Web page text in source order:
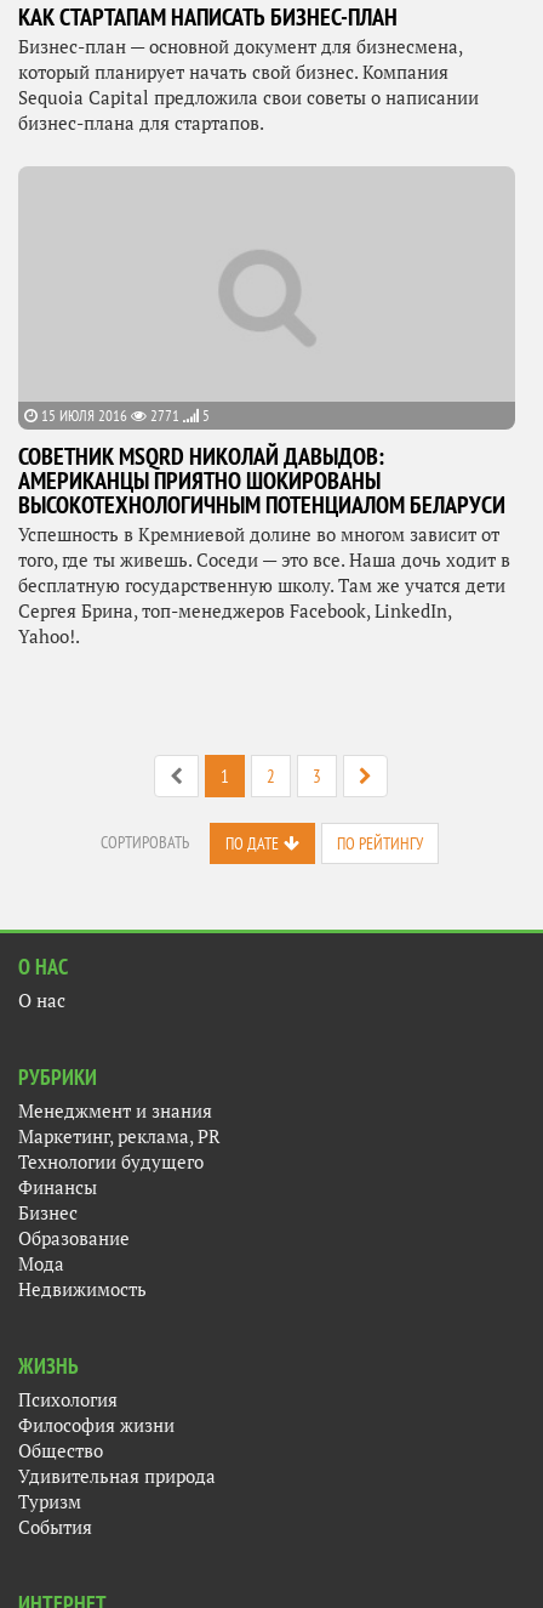
КАК СТАРТАПАМ НАПИСАТЬ БИЗНЕС-ПЛАН
Бизнес-план — основной документ для бизнесмена,
который планирует начать свой бизнес. Компания
Sequoia Capital предложила свои советы о написании
бизнес-плана для стартапов.
15 ИЮЛЯ 2016 2771 5
СОВЕТНИК MSQRD НИКОЛАЙ ДАВЫДОВ:
АМЕРИКАНЦЫ ПРИЯТНО ШОКИРОВАНЫ
ВЫСОКОТЕХНОЛОГИЧНЫМ ПОТЕНЦИАЛОМ БЕЛАРУСИ
Успешность в Кремниевой долине во многом зависит от
того, где ты живешь. Соседи — это все. Наша дочь ходит в
бесплатную государственную школу. Там же учатся дети
Сергея Брина, топ-менеджеров Facebook, LinkedIn,
Yahoo!.
1 2 3
СОРТИРОВАТЬ ПО ДАТЕ ПО РЕЙТИНГУ
О НАС
О нас
РУБРИКИ
Менеджмент и знания
Маркетинг, реклама, PR
Технологии будущего
Финансы
Бизнес
Образование
Мода
Недвижимость
ЖИЗНЬ
Психология
Философия жизни
Общество
Удивительная природа
Туризм
События